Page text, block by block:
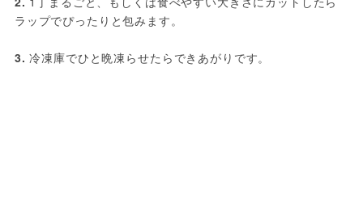
ラップでぴったりと包みます。
3. 冷凍庫でひと晩凍らせたらできあがりです。